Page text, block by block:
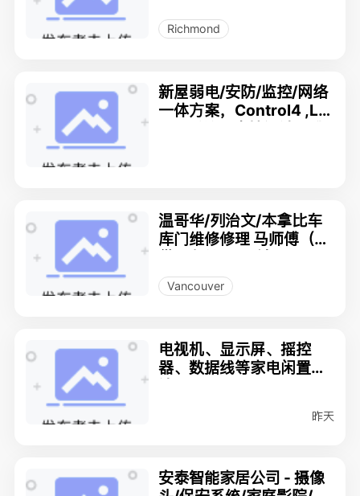
Richmond
新屋弱电/安防/监控/网络
一体方案，Control4 ,Lut
温哥华/列治文/本拿比车
库门维修修理 马师傅（提
72236 收費合理
Vancouver
电视机、显示屏、摇控
器、数据线等家电闲置转
昨天
安泰智能家居公司 - 摄像